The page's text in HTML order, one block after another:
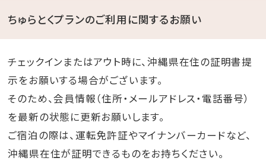
ちゅらとくプランのご利用に関するお願い
チェックインまたはアウト時に、沖縄県在住の証明書提
示をお願いする場合がございます。
そのため、会員情報（住所・メールアドレス・電話番号）
を最新の状態に更新お願いします。
ご宿泊の際は、運転免許証やマイナンバーカードなど、
沖縄県在住が証明できるものをお持ちください。